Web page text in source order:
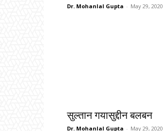
Dr. Mohanlal Gupta - May 29, 2020
सुल्तान गयासुद्दीन बलबन
Dr. Mohanlal Gupta - May 29, 2020